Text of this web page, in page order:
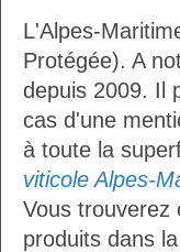
L'Alpes-
Protégée). A
depuis 2009. Il
cas d'une
à toute la
viticole Alpes-
Vous trouverez
produits dans